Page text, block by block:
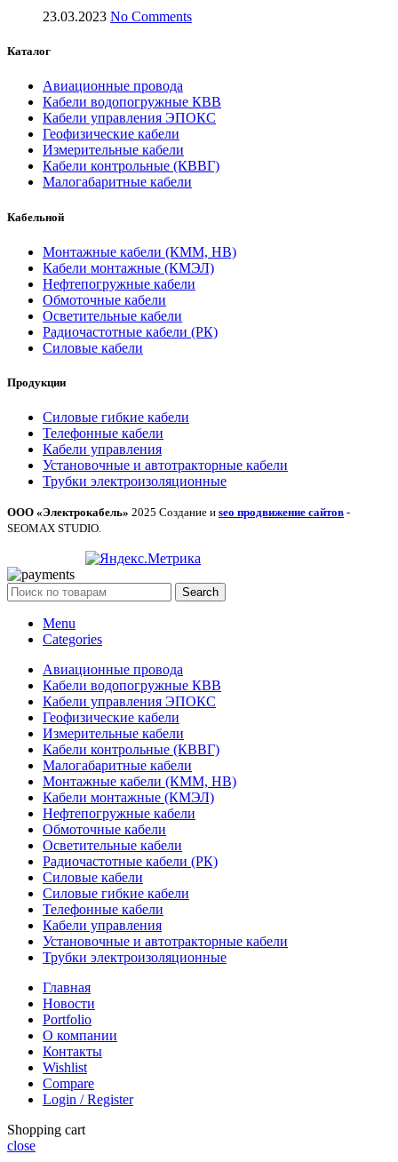
23.03.2023 No Comments
Каталог
Авиационные провода
Кабели водопогружные КВВ
Кабели управления ЭПОКС
Геофизические кабели
Измерительные кабели
Кабели контрольные (КВВГ)
Малогабаритные кабели
Кабельной
Монтажные кабели (КММ, НВ)
Кабели монтажные (КМЭЛ)
Нефтепогружные кабели
Обмоточные кабели
Осветительные кабели
Радиочастотные кабели (РК)
Силовые кабели
Продукции
Силовые гибкие кабели
Телефонные кабели
Кабели управления
Установочные и автотракторные кабели
Трубки электроизоляционные
ООО «Электрокабель» 2025 Создание и seo продвижение сайтов -
SEOMAX STUDIO.
Search
Menu
Categories
Авиационные провода
Кабели водопогружные КВВ
Кабели управления ЭПОКС
Геофизические кабели
Измерительные кабели
Кабели контрольные (КВВГ)
Малогабаритные кабели
Монтажные кабели (КММ, НВ)
Кабели монтажные (КМЭЛ)
Нефтепогружные кабели
Обмоточные кабели
Осветительные кабели
Радиочастотные кабели (РК)
Силовые кабели
Силовые гибкие кабели
Телефонные кабели
Кабели управления
Установочные и автотракторные кабели
Трубки электроизоляционные
Главная
Новости
Portfolio
О компании
Контакты
Wishlist
Compare
Login / Register
Shopping cart
close